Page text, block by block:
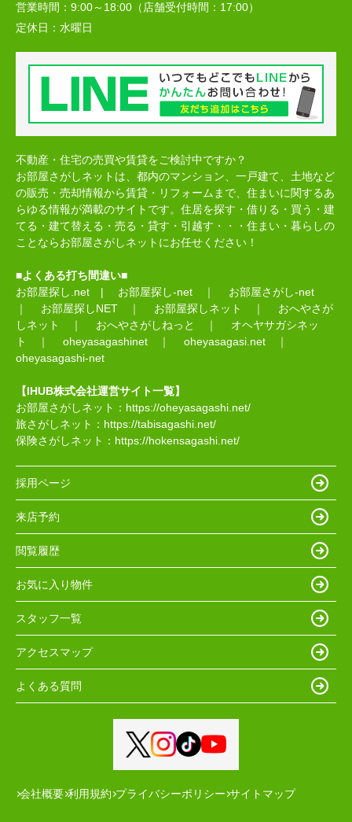
営業時間： 9:00～18:00（店舗受付時間：17:00）
定休日： 水曜日
不動産・住宅の売買や賃貸をご検討中ですか？
お部屋さがしネットは、都内のマンション、一戸建て、土地など
の販売・売却情報から賃貸・リフォームまで、住まいに関するあ
らゆる情報が満載のサイトです。住居を探す・借りる・買う・建
てる・建て替える・売る・貸す・引越す・・・住まい・暮らしの
ことならお部屋さがしネットにお任せください！
■よくある打ち間違い■
お部屋探し.net | お部屋探し-net ｜ お部屋さがし-net
｜ お部屋探しNET ｜ お部屋探しネット ｜ おへやさが
しネット
｜ おへやさがしねっと ｜ オヘヤサガシネッ
ト
｜ oheyasagashinet ｜ oheyasagasi.net ｜
oheyasagashi-net
【IHUB株式会社運営サイト一覧】
お部屋さがしネット： https://oheyasagashi.net/
旅さがしネット： https://tabisagashi.net/
保険さがしネット： https://hokensagashi.net/
採用ページ
来店予約
閲覧履歴
お気に入り物件
スタッフ一覧
アクセスマップ
よくある質問
会社概要 利用規約 プライバシーポリシー サイトマップ